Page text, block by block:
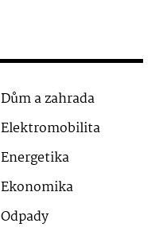
Dům a zahrada
Elektromobilita
Energetika
Ekonomika
Odpady